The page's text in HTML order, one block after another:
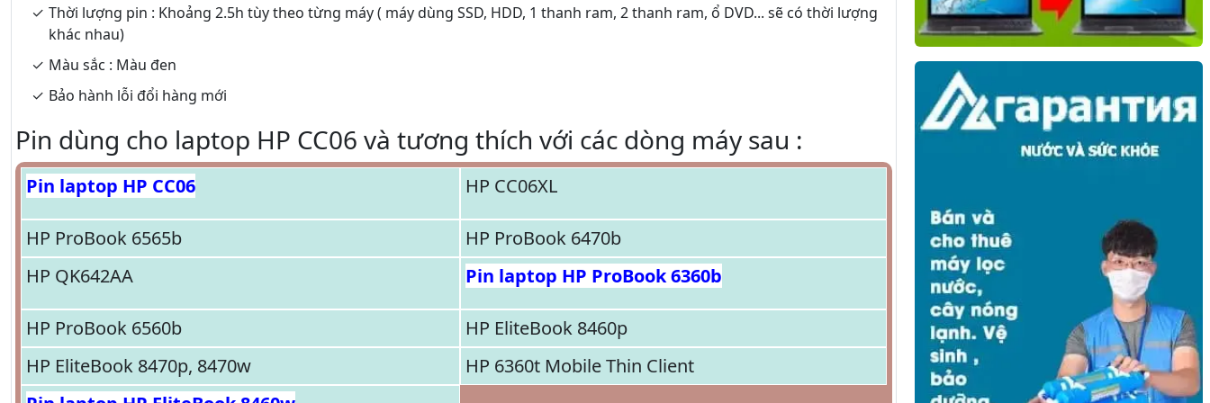
Thời lượng pin : Khoảng 2.5h tùy theo từng máy ( máy dùng SSD, HDD, 1 thanh ram, 2 thanh ram, ổ DVD... sẽ có thời lượng
khác nhau)
Màu sắc : Màu đen
Bảo hành lỗi đổi hàng mới
Pin dùng cho laptop HP CC06 và tương thích với các dòng máy sau :
Pin laptop HP CC06 HP CC06XL
HP ProBook 6565b
HP ProBook 6470b
HP QK642AA
Pin laptop HP ProBook 6360b
HP ProBook 6560b
HP EliteBook 8460p
HP EliteBook 8470p, 8470w
HP 6360t Mobile Thin Client